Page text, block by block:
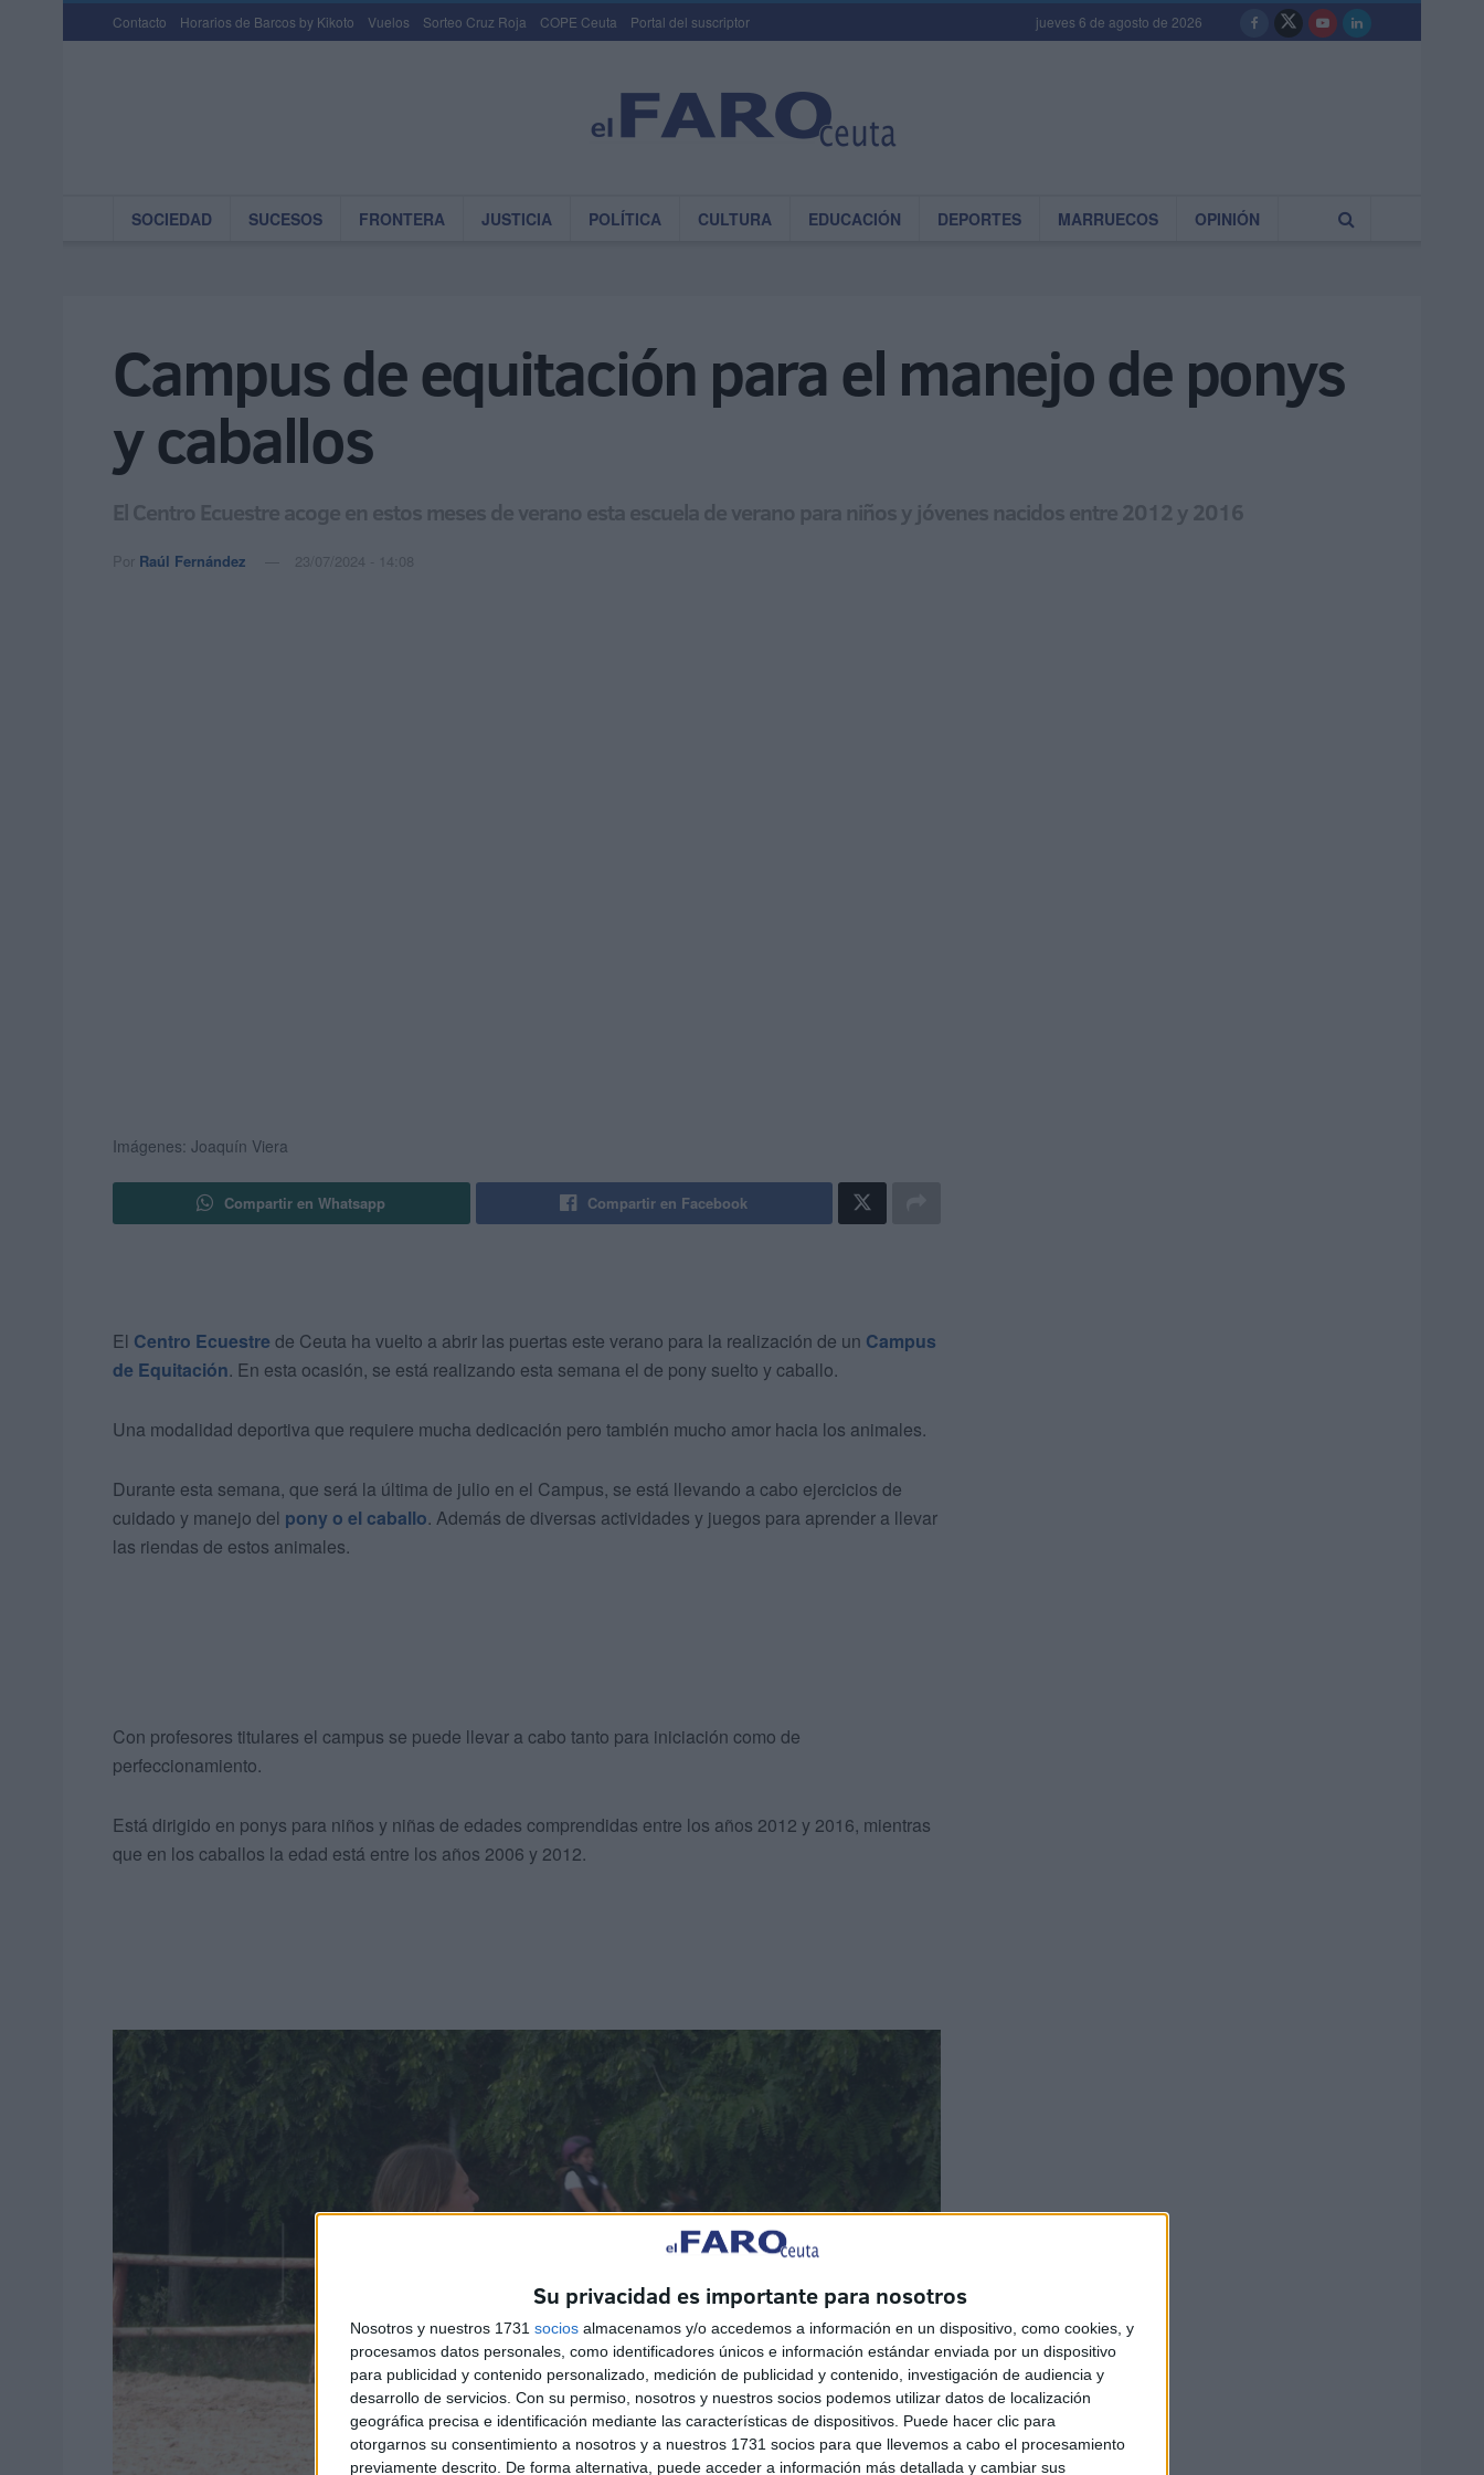
Su privacidad es importante para nosotros
Nosotros y nuestros 1731 socios almacenamos y/o accedemos a información en un dispositivo, como cookies, y
procesamos datos personales, como identificadores únicos e información estándar enviada por un dispositivo
para publicidad y contenido personalizado, medición de publicidad y contenido, investigación de audiencia y
desarrollo de servicios. Con su permiso, nosotros y nuestros socios podemos utilizar datos de localización
geográfica precisa e identificación mediante las características de dispositivos. Puede hacer clic para
otorgarnos su consentimiento a nosotros y a nuestros 1731 socios para que llevemos a cabo el procesamiento
previamente descrito. De forma alternativa, puede acceder a información más detallada y cambiar sus
Contacto Horarios de Barcos by Kikoto Vuelos Sorteo Cruz Roja COPE Ceuta Portal del suscriptor jueves 6 de agosto de 2026
SOCIEDAD SUCESOS FRONTERA JUSTICIA POLÍTICA CULTURA EDUCACIÓN DEPORTES MARRUECOS OPINIÓN
Campus de equitación para el manejo de ponys
y caballos
El Centro Ecuestre acoge en estos meses de verano esta escuela de verano para niños y jóvenes nacidos entre 2012 y 2016
Por Raúl Fernández 23/07/2024 - 14:08
Imágenes: Joaquín Viera
Compartir en Whatsapp Compartir en Facebook
El Centro Ecuestre de Ceuta ha vuelto a abrir las puertas este verano para la realización de un Campus
de Equitación. En esta ocasión, se está realizando esta semana el de pony suelto y caballo.
Una modalidad deportiva que requiere mucha dedicación pero también mucho amor hacia los animales.
Durante esta semana, que será la última de julio en el Campus, se está llevando a cabo ejercicios de
cuidado y manejo del pony o el caballo. Además de diversas actividades y juegos para aprender a llevar
las riendas de estos animales.
Con profesores titulares el campus se puede llevar a cabo tanto para iniciación como de
perfeccionamiento.
Está dirigido en ponys para niños y niñas de edades comprendidas entre los años 2012 y 2016, mientras
que en los caballos la edad está entre los años 2006 y 2012.